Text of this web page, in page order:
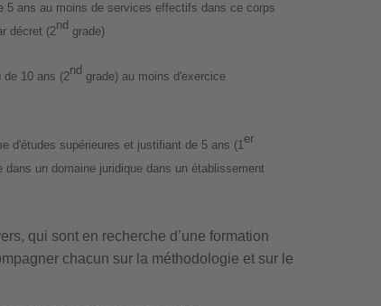
5 ans au moins de services effectifs dans ce corps
décret (2nd grade)
de 10 ans (2nd grade) au moins d'exercice
d'études supérieures et justifiant de 5 ans (1er
dans un domaine juridique dans un établissement
qui sont en recherche d’une formation
chacun sur la méthodologie et sur le